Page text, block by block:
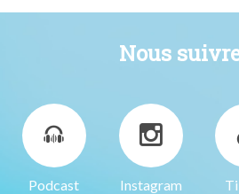
Nous
Podcast Instagram